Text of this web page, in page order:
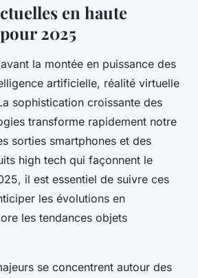
en haute
2025
la montée en puissance des
artificielle, réalité virtuelle
sophistication croissante des
transforme rapidement notre
sorties smartphones et des
high tech qui façonnent le
il est essentiel de suivre ces
les évolutions en
les tendances objets
se concentrent autour des